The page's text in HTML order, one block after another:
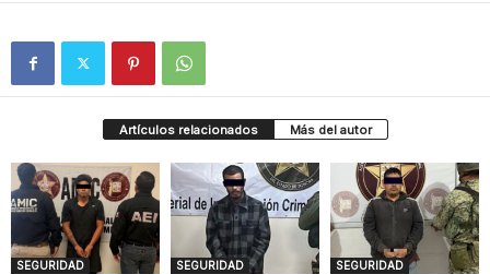
Artículos relacionados Más del autor
SEGURIDAD SEGURIDAD SEGURIDAD